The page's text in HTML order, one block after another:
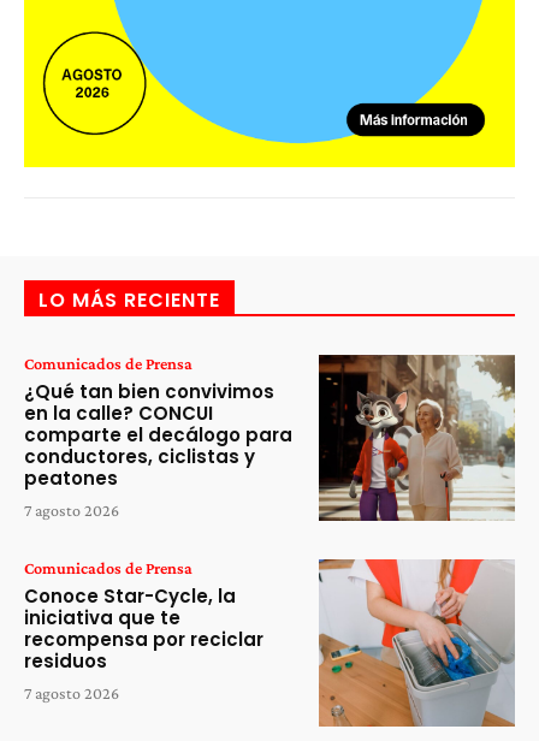
LO MÁS RECIENTE
Comunicados de Prensa
¿Qué tan bien convivimos
en la calle? CONCUI
comparte el decálogo para
conductores, ciclistas y
peatones
7 agosto 2026
Comunicados de Prensa
Conoce Star-Cycle, la
iniciativa que te
recompensa por reciclar
residuos
7 agosto 2026